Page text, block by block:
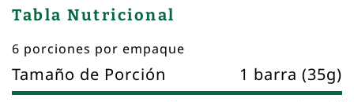
Tabla Nutricional
6 porciones por empaque
Tamaño de Porción 1 barra (35g)